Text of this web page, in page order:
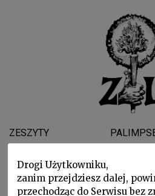
ZESZYTY
Drogi Użytkowniku,
zanim przejdziesz dalej,
przechodząc do Serwisu bez